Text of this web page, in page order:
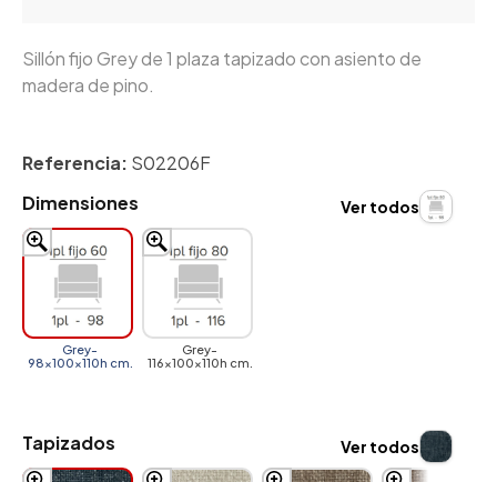
Sillón fijo Grey de 1 plaza tapizado con asiento de
madera de pino.
Referencia: S02206F
Dimensiones
Grey-
98x100x110h cm.
Grey-
116x100x110h cm.
Ver todos
Tapizados Ver todos